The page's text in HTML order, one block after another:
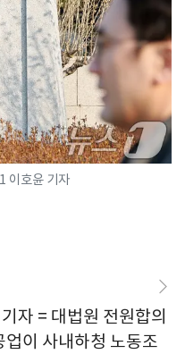
이호윤 기자
자 = 대법원 전원합의
이 사내하청 노동조